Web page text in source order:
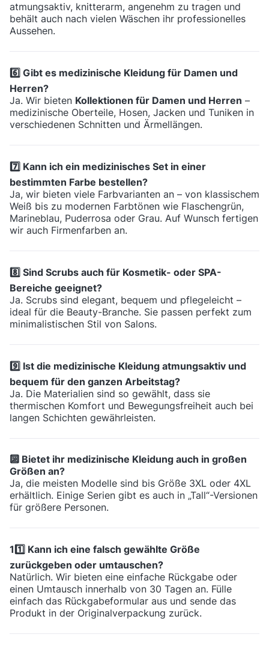
atmungsaktiv, knitterarm, angenehm zu tragen und
behält auch nach vielen Wäschen ihr professionelles
Aussehen.
6️⃣ Gibt es medizinische Kleidung für Damen und
Herren?
Ja. Wir bieten Kollektionen für Damen und Herren –
medizinische Oberteile, Hosen, Jacken und Tuniken in
verschiedenen Schnitten und Ärmellängen.
7️⃣ Kann ich ein medizinisches Set in einer
bestimmten Farbe bestellen?
Ja, wir bieten viele Farbvarianten an – von klassischem
Weiß bis zu modernen Farbtönen wie Flaschengrün,
Marineblau, Puderrosa oder Grau. Auf Wunsch fertigen
wir auch Firmenfarben an.
8️⃣ Sind Scrubs auch für Kosmetik- oder SPA-
Bereiche geeignet?
Ja. Scrubs sind elegant, bequem und pflegeleicht –
ideal für die Beauty-Branche. Sie passen perfekt zum
minimalistischen Stil von Salons.
9️⃣ Ist die medizinische Kleidung atmungsaktiv und
bequem für den ganzen Arbeitstag?
Ja. Die Materialien sind so gewählt, dass sie
thermischen Komfort und Bewegungsfreiheit auch bei
langen Schichten gewährleisten.
🔟 Bietet ihr medizinische Kleidung auch in großen
Größen an?
Ja, die meisten Modelle sind bis Größe 3XL oder 4XL
erhältlich. Einige Serien gibt es auch in „Tall“-Versionen
für größere Personen.
11️⃣ Kann ich eine falsch gewählte Größe
zurückgeben oder umtauschen?
Natürlich. Wir bieten eine einfache Rückgabe oder
einen Umtausch innerhalb von 30 Tagen an. Fülle
einfach das Rückgabeformular aus und sende das
Produkt in der Originalverpackung zurück.